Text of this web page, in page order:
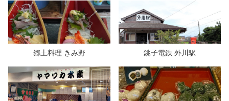
郷土料理 きみ野 銚子電鉄 外川駅